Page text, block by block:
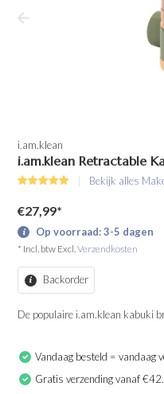
i.am.klean
i.am.klean Retractable
Bekijk alles
€27,99*
Op voorraad: 3-5 dagen
* Incl. btw Excl.Verzendkosten
Backorder
De populaire i.am.klean kabuki
Vandaag besteld = vandaag
Gratis verzending vanaf